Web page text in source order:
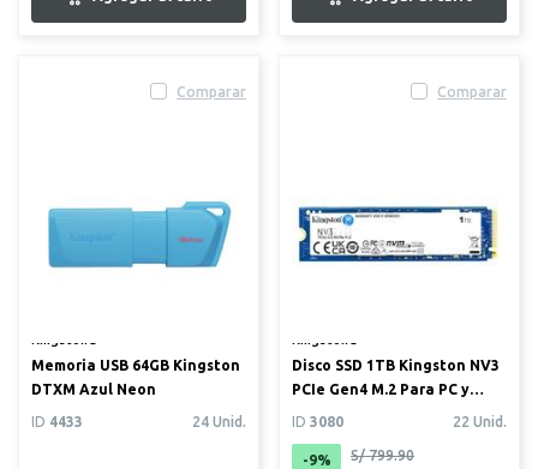
Comparar
Memoria USB 64GB Kingston
DTXM Azul Neon
ID 4433 24 Unid.
Comparar
Disco SSD 1TB Kingston NV3
PCIe Gen4 M.2 Para PC y
laptop
ID 3080 22 Unid.
-9% S/ 799.90